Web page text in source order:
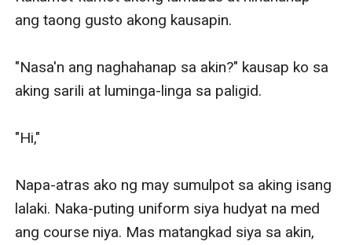
ang taong gusto akong kausapin.
"Nasa'n ang naghahanap sa akin?" kausap ko sa
aking sarili at luminga-linga sa paligid.
"Hi,"
Napa-atras ako ng may sumulpot sa aking isang
lalaki. Naka-puting uniform siya hudyat na med
ang course niya. Mas matangkad siya sa akin,